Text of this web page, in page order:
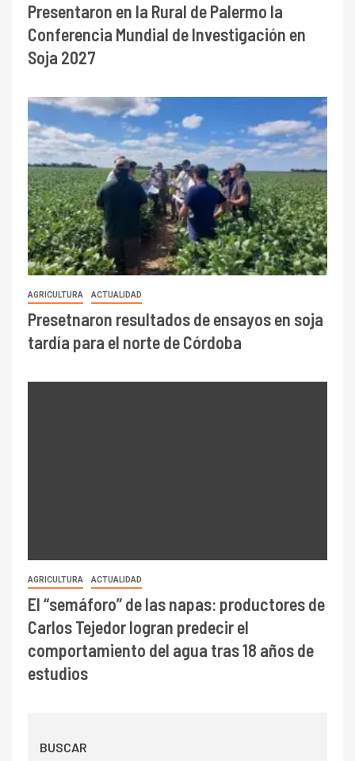
Presentaron en la Rural de Palermo la
Conferencia Mundial de Investigación en
Soja 2027
AGRICULTURA ACTUALIDAD
Presetnaron resultados de ensayos en soja
tardía para el norte de Córdoba
AGRICULTURA ACTUALIDAD
El “semáforo” de las napas: productores de
Carlos Tejedor logran predecir el
comportamiento del agua tras 18 años de
estudios
BUSCAR